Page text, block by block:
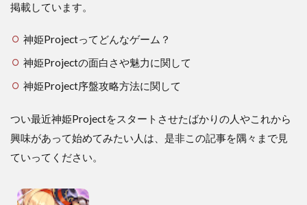
掲載しています。
神姫Projectってどんなゲーム？
神姫Projectの面白さや魅力に関して
神姫Project序盤攻略方法に関して
つい最近神姫Projectをスタートさせたばかりの人やこれから
興味があって始めてみたい人は、是非この記事を隅々まで見
ていってください。